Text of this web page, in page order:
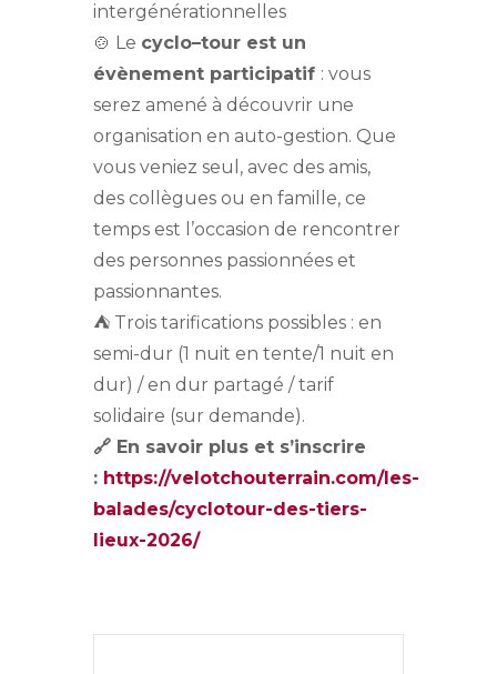
intergénérationnelles
🍲 Le cyclo–tour est un
évènement participatif : vous
serez amené à découvrir une
organisation en auto-gestion. Que
vous veniez seul, avec des amis,
des collègues ou en famille, ce
temps est l’occasion de rencontrer
des personnes passionnées et
passionnantes.
⛺ Trois tarifications possibles : en
semi-dur (1 nuit en tente/1 nuit en
dur) / en dur partagé / tarif
solidaire (sur demande).
🔗 En savoir plus et s’inscrire
: https://velotchouterrain.com/les-
balades/cyclotour-des-tiers-
lieux-2026/